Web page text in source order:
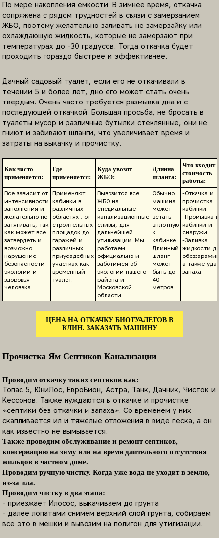
По мере накопления емкости. В зимнее время, откачка
сопряжена с рядом трудностей в связи с замерзанием
ЖБО, поэтому желательно заливать не замерзайку или
охлаждающую жидкость, которые не замерзают при
температурах до -30 градусов. Тогда откачка будет
проходить гораздо быстрее и эффективнее.
Дачный садовый туалет, если его не откачивали в
течении 5 и более лет, дно его может стать очень
твердым. Очень часто требуется размывка дна и с
последующей откачкой. Большая просьба, не бросать в
туалеты мусор и различные бутылки стеклянные, они не
гниют и забивают шланги, что увеличивает время и
затраты на выкачку и прочистку.
Как часто
применяется:
Где
применяется:
Куда увозят
ЖБО:
Длинна
шланга:
Что входит
стоимость
работы:
Все зависит от
интенсивности
заполнения и
желательно не
затягивать, так
как может все
затвердеть и
возможно
нарушение
безопасности
экологии и
здоровья
человека.
Применяют
кабинки в
различных
областях : от
строительных
площадок до
гаражей и
различных
приусадебных
участках как
временный
туалет.
Вывозится все
ЖБО на
специальные
канализационные
сливы, для
дальнейшей
утилизации. Мы
работаем
официально и
заботимся об
экологии нашего
района и
Московской
области
Обычно
машина
может
встать
вплотную
к
кабинке.
Длинный
шланг
может
быть до
40
метров.
-Откачка и
прочистка
кабинки.
-Промывка
кабинки и
снаружи.
-Заливка
жидкости
а также
запаха.
ЦЕНА НА ОТКАЧКУ БИОТУАЛЕТОВ В
КЛИН. ЗАКАЗАТЬ МАШИНУ
Прочистка Ям Септиков Канализации
Проводим откачку таких септиков как:
Топас 5, ЮниЛос, ЕвроБион, Астра, Танк, Дачник, Чисток и
Кессонов. Также нуждаются в откачке и прочистке
«септики без откачки и запаха». Со временем у них
скапливается ил и тяжелые отложения в виде песка, а он
как известно не вымывается.
Также проводим обслуживание и ремонт септиков,
консервацию на зиму или на время длительного отсутствия
жильцов в частном доме.
Проводим ручную чистку. Когда уже вода не уходит в землю,
из-за ила.
Проводим чистку в два этапа:
- приезжает Илосос, выкачиваем до грунта
- далее лопатами снимем верхний слой грунта, собираем
все это в мешки и вывозим на полигон для утилизации.